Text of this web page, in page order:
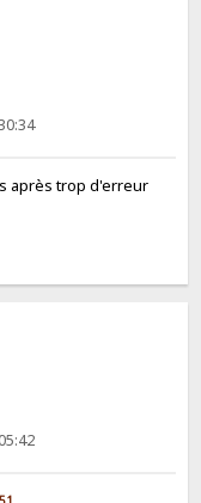
après trop d'erreur